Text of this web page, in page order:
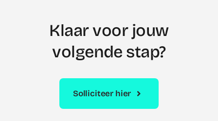
Klaar voor jouw
volgende stap?
Solliciteer hier